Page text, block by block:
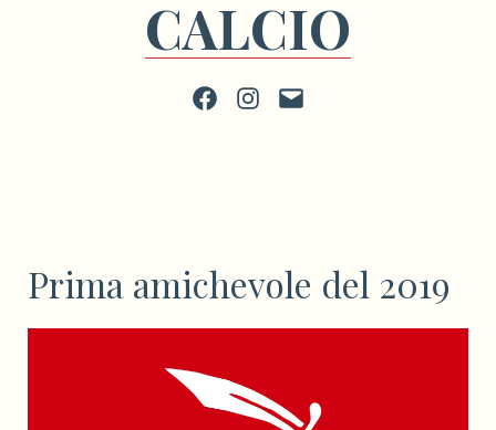
CALCIO
FacebookInstagram
scrivi
Prima amichevole del 2019